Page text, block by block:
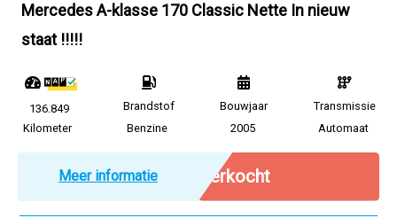
Mercedes A-klasse 170 Classic Nette In nieuw
staat !!!!!
136.849
Kilometer
Brandstof
Benzine
Bouwjaar
2005
Transmissie
Automaat
Meer informatie Verkocht